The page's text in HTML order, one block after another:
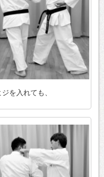
を入れても、